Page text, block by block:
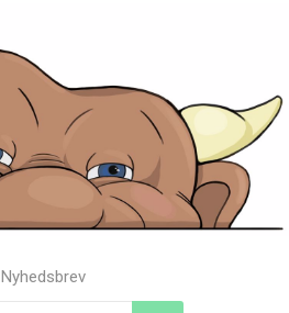
Nyhedsbrev